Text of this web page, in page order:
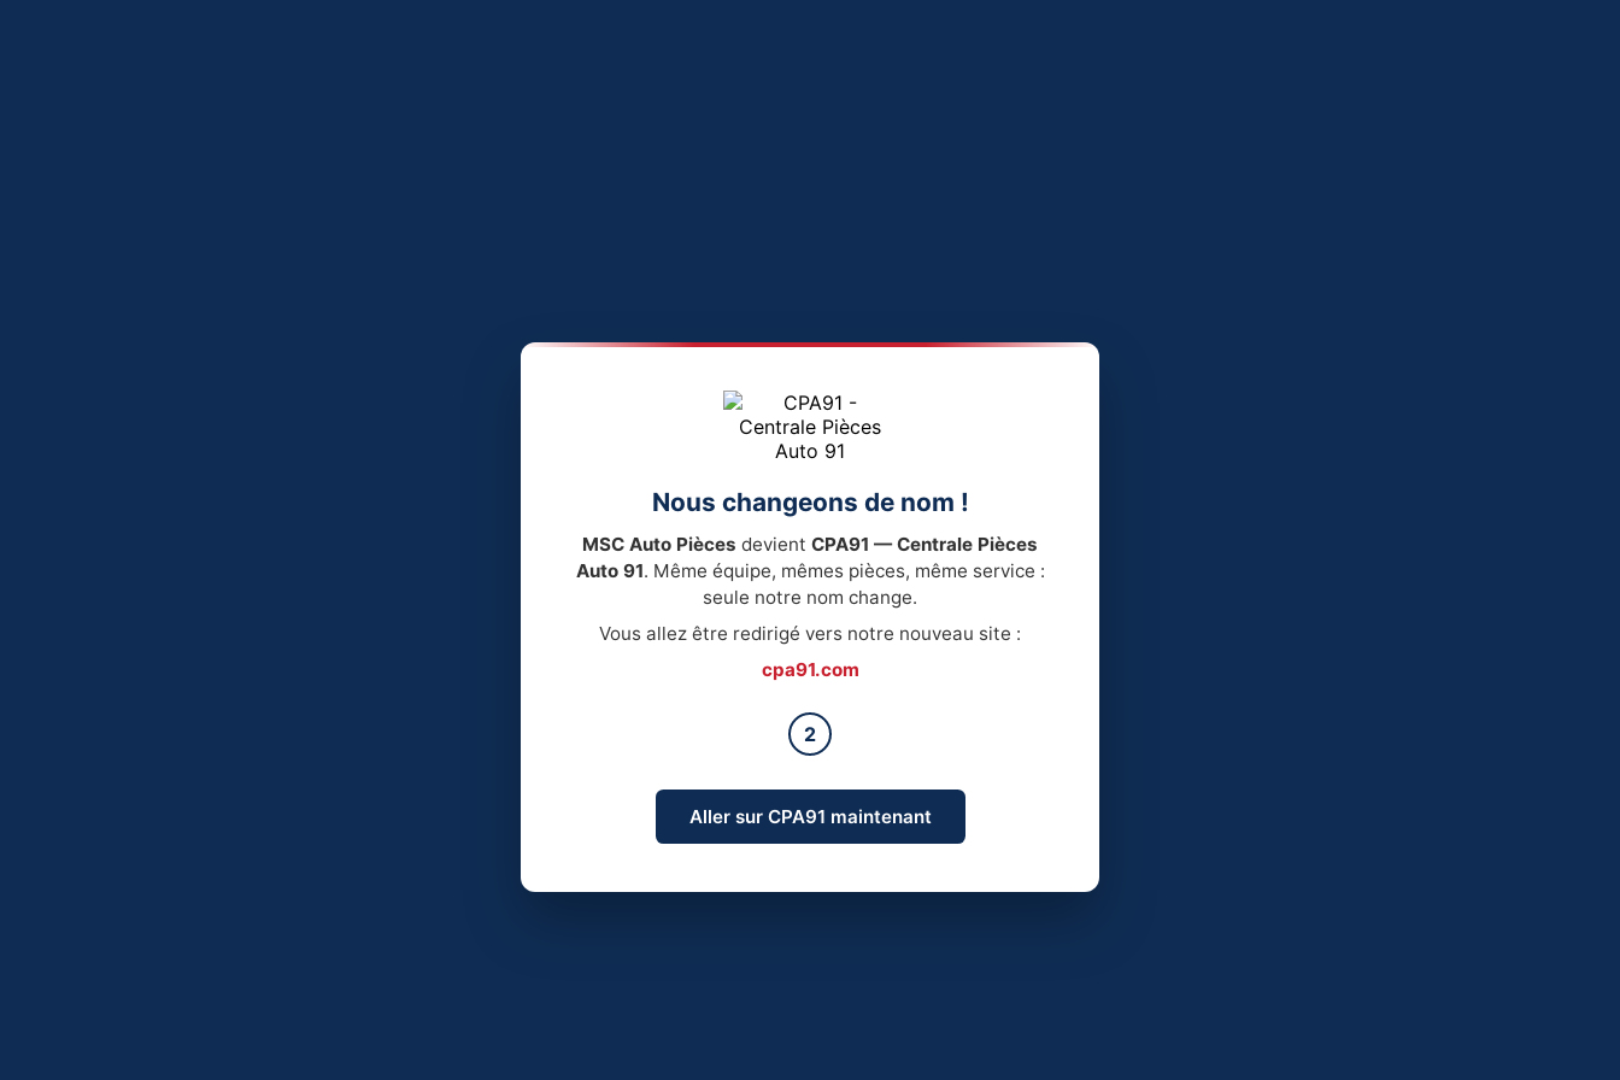
Nous changeons de nom !
MSC Auto Pièces devient CPA91 — Centrale Pièces
Auto 91. Même équipe, mêmes pièces, même service :
seule notre nom change.
Vous allez être redirigé vers notre nouveau site :
cpa91.com
2
Aller sur CPA91 maintenant